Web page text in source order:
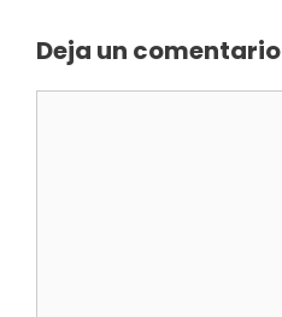
Deja un comentario